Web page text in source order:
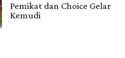
Pemikat dan Choice Gelar
Kemudi